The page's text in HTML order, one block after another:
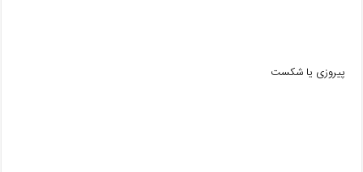
پیروزی یا شکست